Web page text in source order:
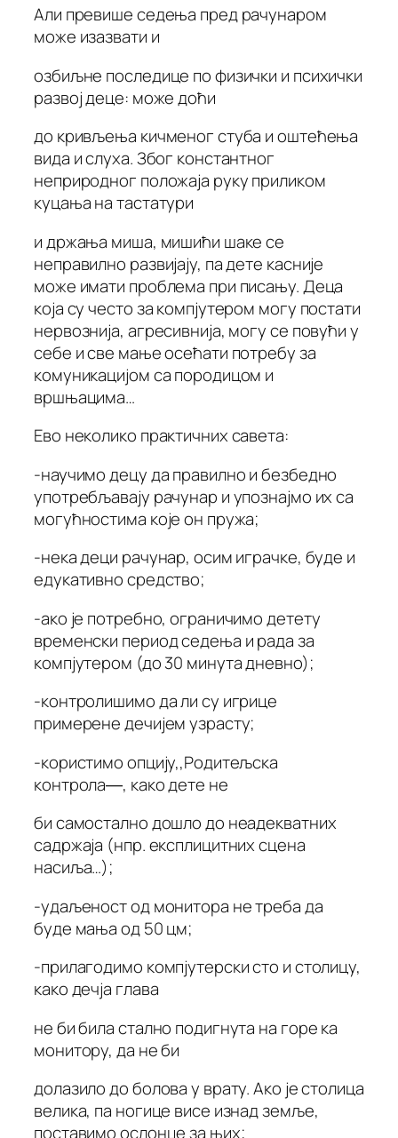
Али превише седења пред рачунаром
може изазвати и
озбиљне последице по физички и психички
развој деце: може доћи
до кривљења кичменог стуба и оштећења
вида и слуха. Због константног
неприродног положаја руку приликом
куцања на тастатури
и држања миша, мишићи шаке се
неправилно развијају, па дете касније
може имати проблема при писању. Деца
која су често за компјутером могу постати
нервознија, агресивнија, могу се повући у
себе и све мање осећати потребу за
комуникацијом са породицом и
вршњацима…
Ево неколико практичних савета:
-научимо децу да правилно и безбедно
употребљавају рачунар и упознајмо их са
могућностима које он пружа;
-нека деци рачунар, осим играчке, буде и
едукативно средство;
-ако је потребно, ограничимо детету
временски период седења и рада за
компјутером (до 30 минута дневно);
-контролишимо да ли су игрице
примерене дечијем узрасту;
-користимо опцију,,Родитељска
контрола―, како дете не
би самостално дошло до неадекватних
садржаја (нпр. експлицитних сцена
насиља…);
-удаљеност од монитора не треба да
буде мања од 50 цм;
-прилагодимо компјутерски сто и столицу,
како дечја глава
не би била стално подигнута на горе ка
монитору, да не би
долазило до болова у врату. Ако је столица
велика, па ногице висе изнад земље,
поставимо ослонце за њих;